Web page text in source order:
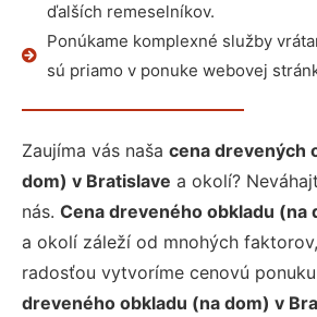
ďalších remeselníkov.
Ponúkame komplexné služby
sú priamo v ponuke webovej
Zaujíma vás naša cena drevených
dom) v Bratislave a okolí?
nás. Cena dreveného obkladu (na
a okolí záleží od mnohých
radosťou vytvoríme cenovú
dreveného obkladu (na dom) v